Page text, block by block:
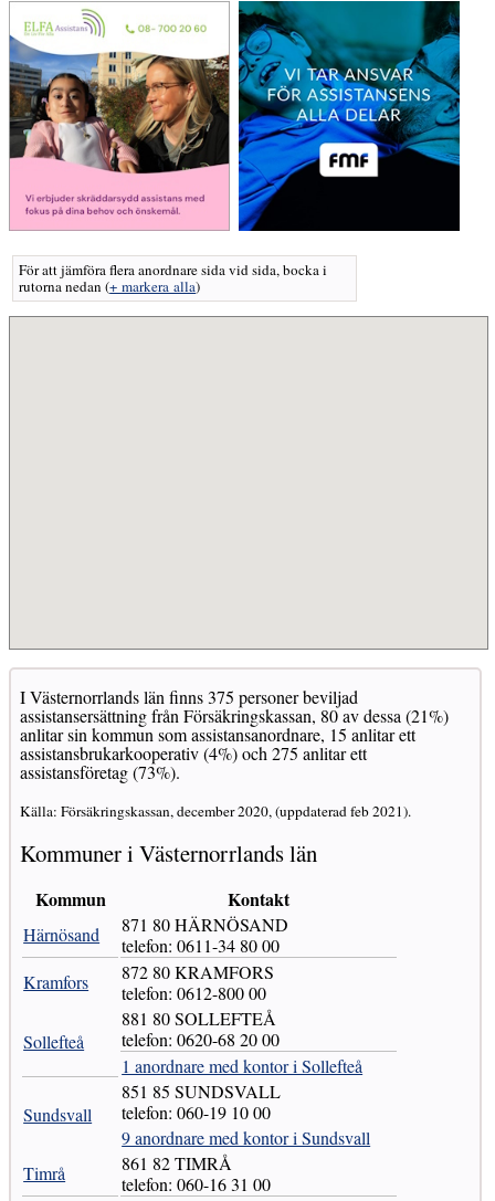
För att jämföra flera anordnare sida vid sida, bocka i
rutorna nedan(+ markera alla)
I Västernorrlands län finns 375 personer beviljad
assistansersättning från Försäkringskassan, 80 av dessa (21%)
anlitar sin kommun som assistansanordnare, 15 anlitar ett
assistansbrukarkooperativ (4%) och 275 anlitar ett
assistansföretag (73%).
Källa: Försäkringskassan, december 2020, (uppdaterad feb 2021).
Kommuner i Västernorrlands län
Kommun Kontakt
Härnösand
871 80 HÄRNÖSAND
telefon: 0611-34 80 00
Kramfors
872 80 KRAMFORS
telefon: 0612-800 00
Sollefteå
881 80 SOLLEFTEÅ
telefon: 0620-68 20 00
1 anordnare med kontor i Sollefteå
Sundsvall
851 85 SUNDSVALL
telefon: 060-19 10 00
9 anordnare med kontor i Sundsvall
Timrå
861 82 TIMRÅ
telefon: 060-16 31 00